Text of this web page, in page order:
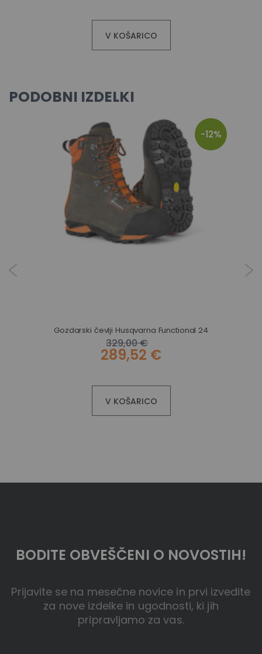
V KOŠARICO
PODOBNI IZDELKI
-12%
Gozdarski čevlji Husqvarna Functional 24
329,00 €
289,52 €
V KOŠARICO
BODITE OBVEŠČENI O NOVOSTIH!
Prijavite se na mesečne novice in prvi izvedite
za nove izdelke in ugodnosti, ki jih
pripravljamo za vas.